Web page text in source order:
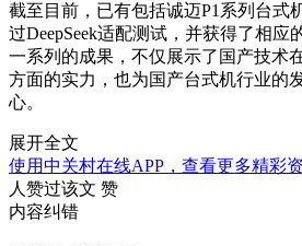
截至目前，已有包括诚迈P1系列台式
过DeepSeek适配测试，并获得了相应
一系列的成果，不仅展示了国产技术
方面的实力，也为国产台式机行业的
心。
展开全文
使用中关村在线APP，查看更多精彩
人赞过该文 赞
内容纠错